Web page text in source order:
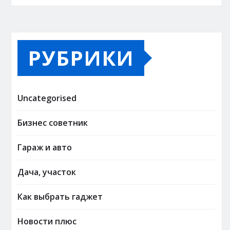
РУБРИКИ
Uncategorised
Бизнес советник
Гараж и авто
Дача, участок
Как выбрать гаджет
Новости плюс